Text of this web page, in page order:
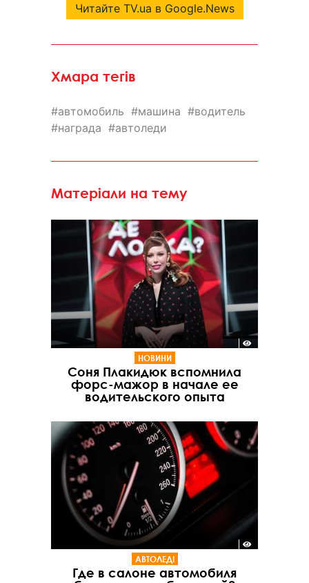
Читайте TV.ua в Google.News
Хмара тегів
автомобиль машина
водитель
награда
автоледи
Матеріали на тему
НОВИНИ
Соня Плакидюк вспомнила
форс-мажор в начале ее
водительского опыта
АВТОЛЕДІ
Где в салоне автомобиля